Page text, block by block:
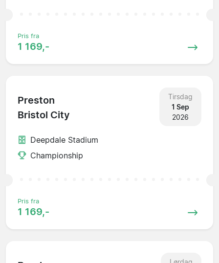
Pris fra
1 169,-
Preston
Bristol City
Tirsdag
1 Sep
2026
Deepdale Stadium
Championship
Pris fra
1 169,-